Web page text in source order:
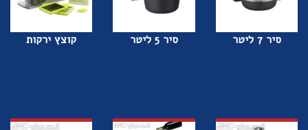
סיר 7 ליטר סיר 5 ליטר קוצץ ירקות